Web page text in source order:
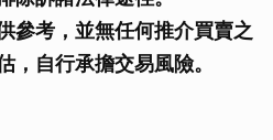
參考，並無任何推介買賣之
，自行承擔交易風險。